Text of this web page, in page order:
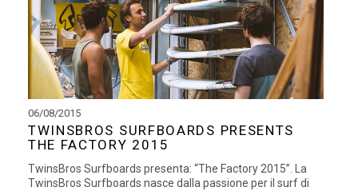
06/08/2015
TWINSBROS SURFBOARDS PRESENTS
THE FACTORY 2015
TwinsBros Surfboards presenta: “The Factory 2015”. La
TwinsBros Surfboards nasce dalla passione per il surf di